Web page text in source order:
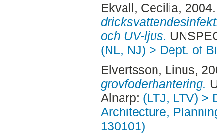
Ekvall, Cecilia,
och UV-ljus.
(NL, NJ) > Dept. of
Elvertsson, Linus,
grovfoderhantering.
Alnarp: (LTJ, LTV) >
Architecture,
130101)